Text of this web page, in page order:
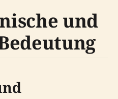
und